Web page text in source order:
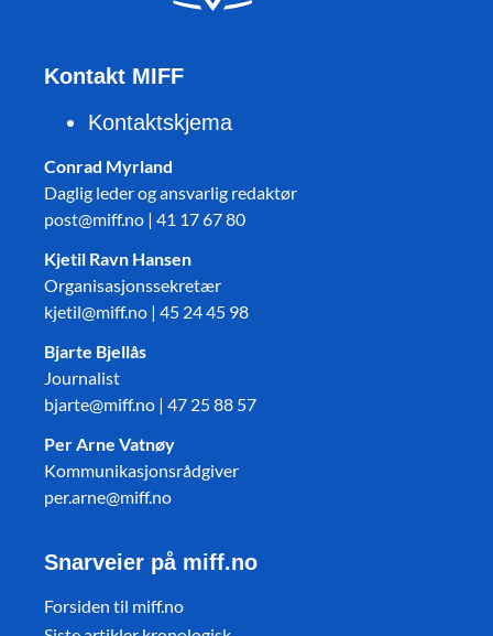
Kontakt MIFF
Kontaktskjema
Conrad Myrland
Daglig leder og ansvarlig redaktør
post@miff.no | 41 17 67 80
Kjetil Ravn Hansen
Organisasjonssekretær
kjetil@miff.no | 45 24 45 98
Bjarte Bjellås
Journalist
bjarte@miff.no | 47 25 88 57
Per Arne Vatnøy
Kommunikasjonsrådgiver
per.arne@miff.no
Snarveier på miff.no
Forsiden til miff.no